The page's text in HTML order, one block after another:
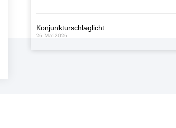
Konjunkturschlaglicht
26. Mai 2026